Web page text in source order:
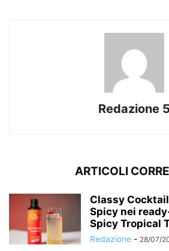
Redazione 5
ARTICOLI
Classy
Spicy nei
Spicy Tropical
Redazione - 28/07/